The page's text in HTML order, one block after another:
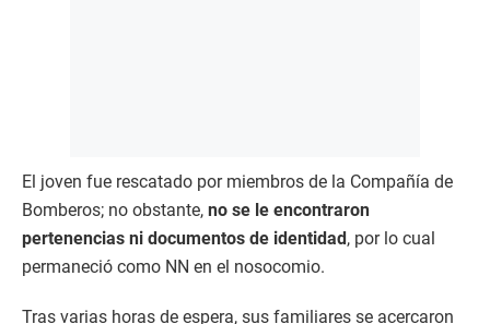
El joven fue rescatado por miembros de la Compañía de
Bomberos; no obstante, no se le encontraron
pertenencias ni documentos de identidad , por lo cual
permaneció como NN en el nosocomio.
Tras varias horas de espera, sus familiares se acercaron